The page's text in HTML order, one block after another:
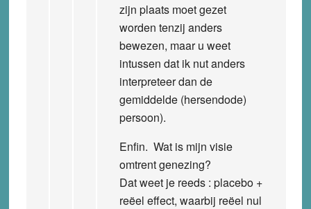
zijn plaats moet gezet
worden tenzij anders
bewezen, maar u weet
intussen dat ik nut anders
interpreteer dan de
gemiddelde (hersendode)
persoon).
Enfin. Wat is mijn visie
omtrent genezing?
Dat weet je reeds : placebo +
reëel effect, waarbij reëel nul